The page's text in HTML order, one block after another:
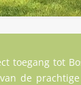
toegang tot
de